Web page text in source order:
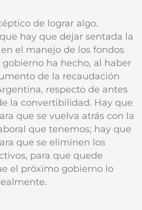
de lograr algo.
hay que dejar sentada la
el manejo de los fondos
ha hecho, al haber
de la recaudación
respecto de antes
la convertibilidad. Hay que
que se vuelva atrás con la
que tenemos; hay que
que se eliminen los
para que quede
el próximo gobierno lo